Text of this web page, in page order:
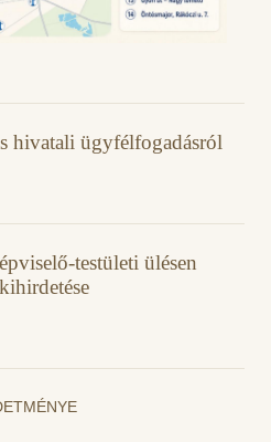
hivatali ügyfélfogadásról
testületi ülésen